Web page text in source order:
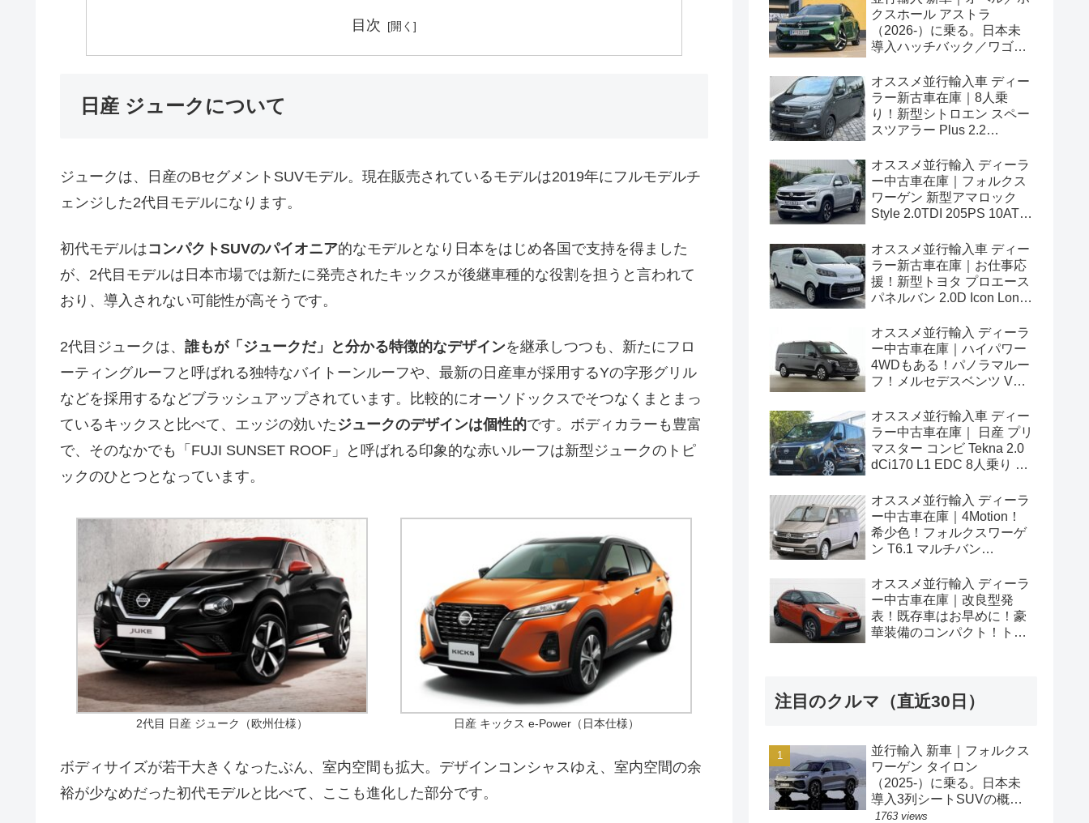
目次
日産 ジュークについて
ジュークは、日産のBセグメントSUVモデル。現在販売されているモデルは2019年にフルモデルチ
ェンジした2代目モデルになります。
初代モデルはコンパクトSUVのパイオニア的なモデルとなり日本をはじめ各国で支持を得ました
が、2代目モデルは日本市場では新たに発売されたキックスが後継車種的な役割を担うと言われて
おり、導入されない可能性が高そうです。
2代目ジュークは、 誰もが「ジュークだ」と分かる特徴的なデザインを継承しつつも、新たにフロ
ーティングルーフと呼ばれる独特なバイトーンルーフや、最新の日産車が採用するYの字形グリル
などを採用するなどブラッシュアップされています。比較的にオーソドックスでそつなくまとまっ
ているキックスと比べて、エッジの効いた ジュークのデザインは個性的です。ボディカラーも豊富
で、そのなかでも「FUJI SUNSET ROOF」と呼ばれる印象的な赤いルーフは新型ジュークのトピ
ックのひとつとなっています。
2代目 日産 ジューク（欧州仕様） 日産 キックス e-Power（日本仕様）
ボディサイズが若干大きくなったぶん、室内空間も拡大。デザインコンシャスゆえ、室内空間の余
裕が少なめだった初代モデルと比べて、ここも進化した部分です。
クスホール アストラ
（2026-）に乗る。日本未
導入ハッチバック／ワゴン
情報。
オススメ並行輸入車 ディー
ラー新古車在庫｜8人乗
り！新型シトロエン スペー
スツアラー Plus 2.2
ドル
オススメ並行輸入 ディーラ
ー中古車在庫｜フォルクス
ワーゲン 新型アマロック
Style 2.0TDI 205PS 10AT
オススメ並行輸入車 ディー
ラー新古車在庫｜お仕事応
援！新型トヨタ プロエース
パネルバン 2.0D Icon Long
オススメ並行輸入 ディーラ
ー中古車在庫｜ハイパワー
4WDもある！パノラマルー
フ！メルセデスベンツ Vク
ロング 4Matic 9G-Tronic 左
ハンドル
オススメ並行輸入車 ディー
ラー中古車在庫｜ 日産 プリ
マスター コンビ Tekna 2.0
dCi170 L1 EDC 8人乗り 左
オススメ並行輸入 ディーラ
ー中古車在庫｜4Motion！
希少色！フォルクスワーゲ
ン T6.1 マルチバン
204PS 7人乗り 7DSG 左ハ
ンドル
オススメ並行輸入 ディーラ
ー中古車在庫｜改良型発
表！既存車はお早めに！豪
華装備のコンパクト！トヨ
注目のクルマ（直近30日）
並行輸入 新車｜フォルクス
ワーゲン タイロン
（2025-）に乗る。日本未
導入3列シートSUVの概
要・スペック・価格の情
1763 views